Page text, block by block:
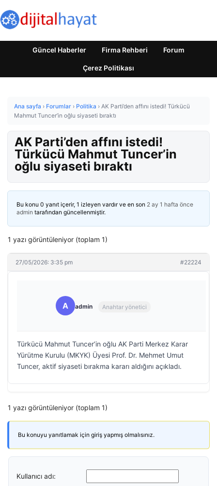
Güncel Haberler Firma Rehberi Forum
Çerez Politikası
Ana sayfa › Forumlar › Politika › AK Parti’den affını istedi! Türkücü
Mahmut Tuncer’in oğlu siyaseti bıraktı
AK Parti’den affını istedi!
Türkücü Mahmut Tuncer’in
oğlu siyaseti bıraktı
Bu konu 0 yanıt içerir, 1 izleyen vardır ve en son 2 ay 1 hafta önce
admin tarafından güncellenmiştir.
1 yazı görüntüleniyor (toplam 1)
27/05/2026: 3:35 pm #22224
A admin Anahtar yönetici
Türkücü Mahmut Tuncer’in oğlu AK Parti Merkez Karar
Yürütme Kurulu (MKYK) Üyesi Prof. Dr. Mehmet Umut
Tuncer, aktif siyaseti bırakma kararı aldığını açıkladı.
1 yazı görüntüleniyor (toplam 1)
Bu konuyu yanıtlamak için giriş yapmış olmalısınız.
Kullanıcı adı: